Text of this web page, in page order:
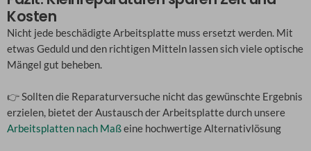
Kosten
Nicht jede beschädigte Arbeitsplatte muss ersetzt werden. Mit
etwas Geduld und den richtigen Mitteln lassen sich viele optische
Mängel gut beheben.
👉 Sollten die Reparaturversuche nicht das gewünschte Ergebnis
erzielen, bietet der Austausch der Arbeitsplatte durch unsere
Arbeitsplatten nach Maßeine hochwertige Alternativlösung